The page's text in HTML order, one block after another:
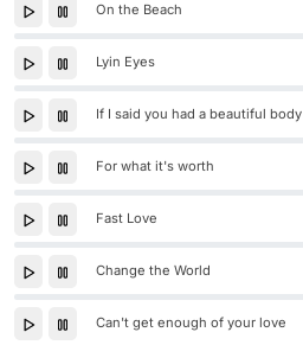
On the Beach
Lyin Eyes
If I said you had a beautiful body
For what it's worth
Fast Love
Change the World
Can't get enough of your love